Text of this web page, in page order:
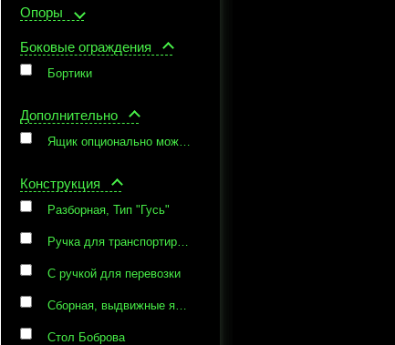
Опоры
Боковые ограждения
Бортики
Дополнительно
Ящик опционально может быть снабжен замком с комплектом ключей
Конструкция
Разборная, Тип "Гусь"
Ручка для транспортировки
С ручкой для перевозки
Сборная, выдвижные ящики, есть ручка
Стол Боброва